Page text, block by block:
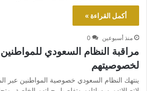
أكمل القراءة »
منذ أسبوعين 0
مراقبة النظام السعودي للمواطنين
لخصوصيتهم
ينتهك النظام السعودي خصوصية المواطنين عبر